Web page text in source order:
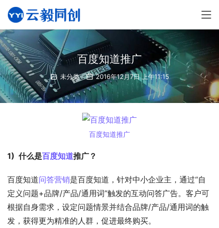
百度知道推广
未分类 2016年12月7日 上午11:15
百度知道推广
1)  什么是百度知道推广？
百度知道问答营销是百度知道，针对中小企业主，通过“自
定义问题+品牌/产品/通用词”触发的互动问答广告。客户可
根据自身需求，设定问题情景并结合品牌/产品/通用词的触
发，获得更为精准的人群，促进最终购买。